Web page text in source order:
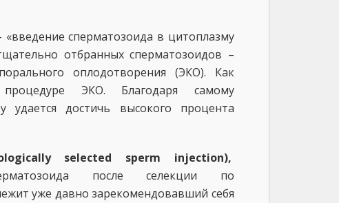
сперматозоида в цитоплазму
отбранных сперматозоидов –
оплодотворения (ЭКО). Как
ЭКО. Благодаря самому
достичь высокого процента
selected sperm injection),
после селекции по
уже давно зарекомендовавший себя